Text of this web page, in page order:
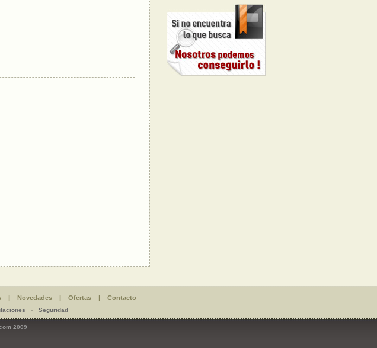
| Novedades| Ofertas| Contacto
- Seguridad
2009